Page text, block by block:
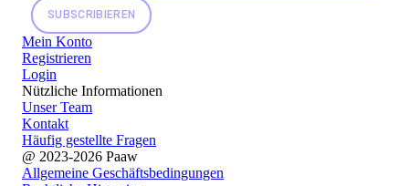
SUBSCRIBIEREN
Mein Konto
Registrieren
Login
Nützliche Informationen
Unser Team
Kontakt
Häufig gestellte Fragen
@ 2023-2026 Paaw
Allgemeine Geschäftsbedingungen